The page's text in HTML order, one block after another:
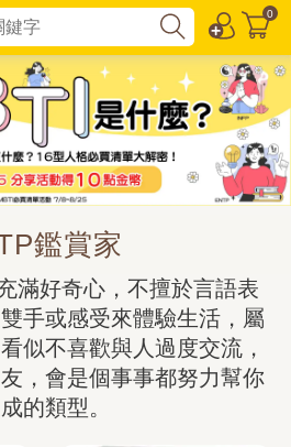
0
鑑賞家
滿好奇心，不擅於言語表
手或感受來體驗生活，屬
似不喜歡與人過度交流，
，會是個事事都努力幫你
的類型。